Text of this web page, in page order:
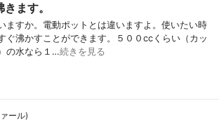
ます。
ますか。電動ポットとは違いますよ。使いたい時
ぐ沸かすことができます。５００ccくらい（カッ
の水なら１…続きを見る
ール)